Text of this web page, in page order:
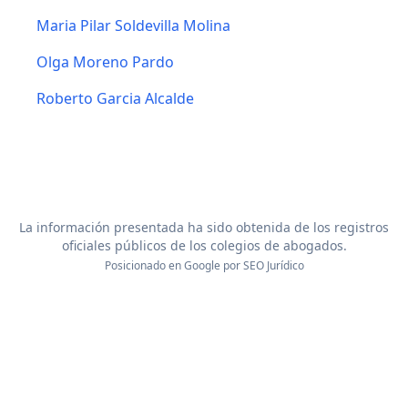
Maria Pilar Soldevilla Molina
Olga Moreno Pardo
Roberto Garcia Alcalde
La información presentada ha sido obtenida de los registros
oficiales públicos de los colegios de abogados.
Posicionado en Google porSEO Jurídico